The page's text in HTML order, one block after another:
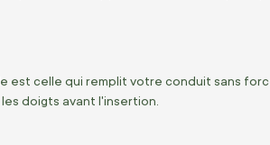
est celle qui remplit votre conduit sans
doigts avant l'insertion.